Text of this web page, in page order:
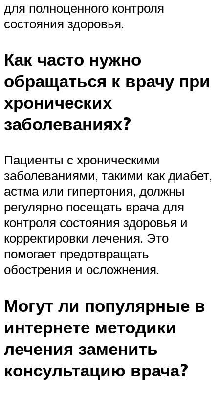
для полноценного контроля
состояния здоровья.
Как часто нужно
обращаться к врачу при
хронических
заболеваниях?
Пациенты с хроническими
заболеваниями, такими как диабет,
астма или гипертония, должны
регулярно посещать врача для
контроля состояния здоровья и
корректировки лечения. Это
помогает предотвращать
обострения и осложнения.
Могут ли популярные в
интернете методики
лечения заменить
консультацию врача?